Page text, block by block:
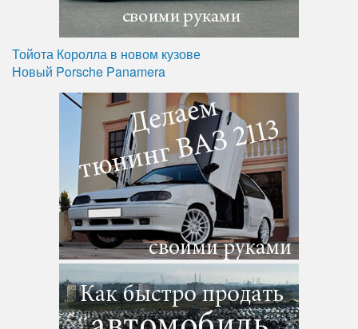
Тойота Королла в новом кузове
Новый Porsche Panamera